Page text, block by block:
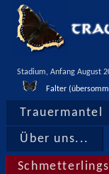
Stadium, Anfang August
Falter
Trauermantel
Über uns...